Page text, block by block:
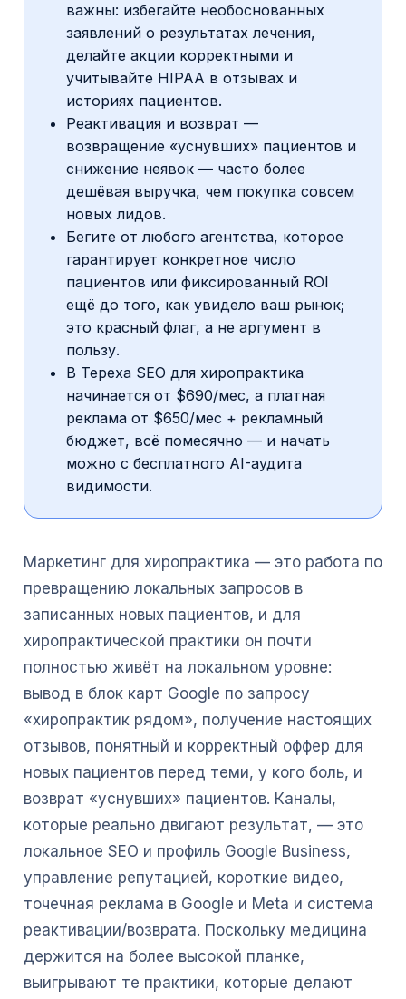
важны: избегайте необоснованных
заявлений о результатах лечения,
делайте акции корректными и
учитывайте HIPAA в отзывах и
историях пациентов.
Реактивация и возврат —
возвращение «уснувших» пациентов и
снижение неявок — часто более
дешёвая выручка, чем покупка совсем
новых лидов.
Бегите от любого агентства, которое
гарантирует конкретное число
пациентов или фиксированный ROI
ещё до того, как увидело ваш рынок;
это красный флаг, а не аргумент в
пользу.
В Tepexa SEO для хиропрактика
начинается от $690/мес, а платная
реклама от $650/мес + рекламный
бюджет, всё помесячно — и начать
можно с бесплатного AI-аудита
видимости.
Маркетинг для хиропрактика — это работа по
превращению локальных запросов в
записанных новых пациентов, и для
хиропрактической практики он почти
полностью живёт на локальном уровне:
вывод в блок карт Google по запросу
«хиропрактик рядом», получение настоящих
отзывов, понятный и корректный оффер для
новых пациентов перед теми, у кого боль, и
возврат «уснувших» пациентов. Каналы,
которые реально двигают результат, — это
локальное SEO и профиль Google Business,
управление репутацией, короткие видео,
точечная реклама в Google и Meta и система
реактивации/возврата. Поскольку медицина
держится на более высокой планке,
выигрывают те практики, которые делают